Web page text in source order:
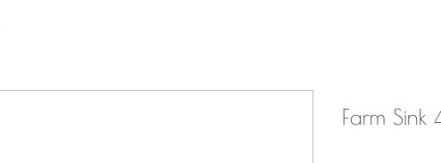
Farm Sink